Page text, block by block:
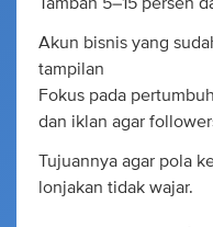
Tambah 5–15 persen
Akun bisnis yang
tampilan
Fokus pada
dan iklan agar
Tujuannya agar pola
lonjakan tidak wajar.